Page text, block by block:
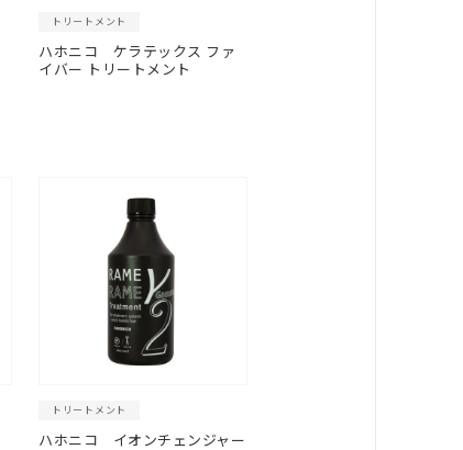
トリートメント
ハホニコ ケラテックス ファ
イバー トリートメント
トリートメント
ハホニコ イオンチェンジャー